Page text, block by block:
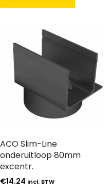
ACO Slim-Line
onderuitloop 80mm
excentr.
€14.24 incl. BTW